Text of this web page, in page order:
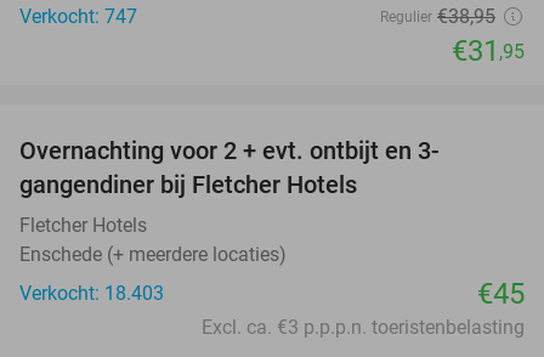
Verkocht: 747
Regulier €38,95
€31 ,95
Overnachting voor 2 + evt. ontbijt en 3-
gangendiner bij Fletcher Hotels
Fletcher Hotels
Enschede (+ meerdere locaties)
Verkocht: 18.403
€45
Excl. ca. €3 p.p.p.n. toeristenbelasting